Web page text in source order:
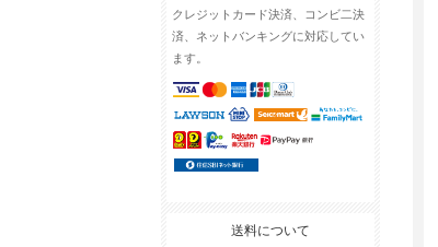
クレジットカード決済、コンビ二決
済、ネットバンキングに対応してい
ます。
送料について